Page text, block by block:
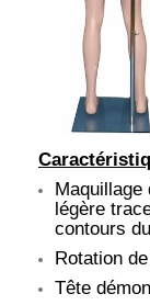
légère
contours
Rotation
Tête